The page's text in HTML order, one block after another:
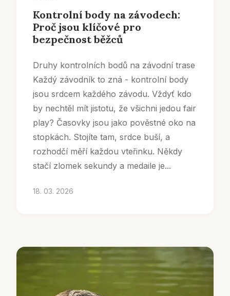
Kontrolní body na závodech:
Proč jsou klíčové pro
bezpečnost běžců
Druhy kontrolních bodů na závodní trase
Každý závodník to zná - kontrolní body
jsou srdcem každého závodu. Vždyť kdo
by nechtěl mít jistotu, že všichni jedou fair
play? Časovky jsou jako pověstné oko na
stopkách. Stojíte tam, srdce buší, a
rozhodčí měří každou vteřinku. Někdy
stačí zlomek sekundy a medaile je...
18. 03. 2026